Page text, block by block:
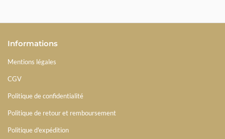
Informations
Mentions légales
CGV
Politique de confidentialité
Politique de retour et remboursement
Politique d'expédition